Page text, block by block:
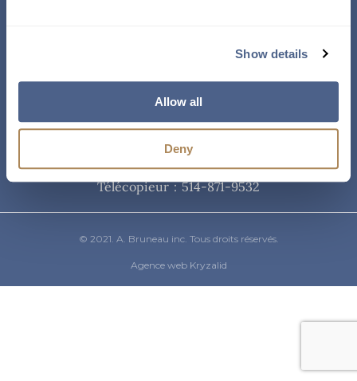
Show details
Allow all
Deny
Téléphone
514-871-9821/ 1-800-361-8487
Télécopieur : 514-871-9532
© 2021. A. Bruneau inc. Tous droits réservés.
Agence web Kryzalid